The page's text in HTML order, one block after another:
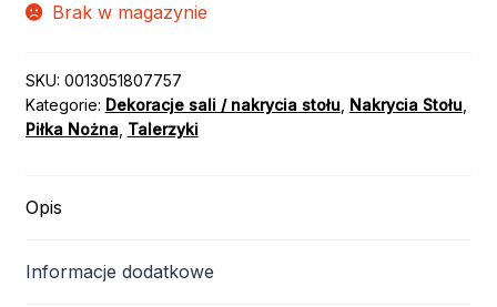
Brak w magazynie
SKU: 0013051807757
Kategorie: Dekoracje sali / nakrycia stołu, Nakrycia Stołu,
Piłka Nożna, Talerzyki
Opis
Informacje dodatkowe